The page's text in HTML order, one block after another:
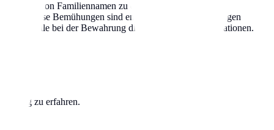
von Familiennamen zu dokumentieren und zu
Diese Bemühungen sind entscheidend, um zukünftigen
Rolle bei der Bewahrung dieser wertvollen Informationen.
zu erfahren.